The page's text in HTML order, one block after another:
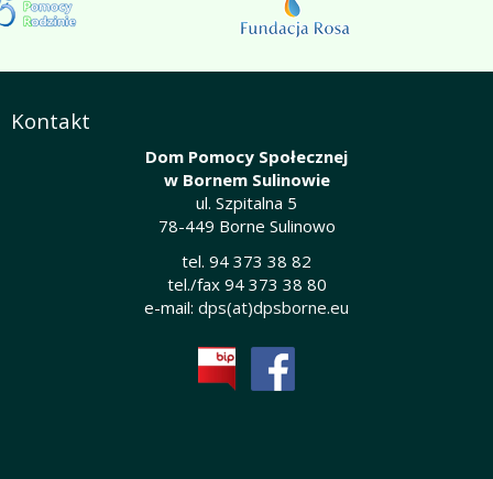
Kontakt
Dom Pomocy Społecznej
w Bornem Sulinowie
ul. Szpitalna 5
78-449 Borne Sulinowo
tel. 94 373 38 82
tel./fax 94 373 38 80
e-mail: dps(at)dpsborne.eu